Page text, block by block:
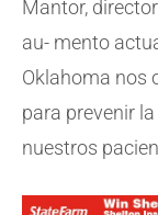
Mantor,
au- mento
Oklahoma nos
para prevenir
nuestros